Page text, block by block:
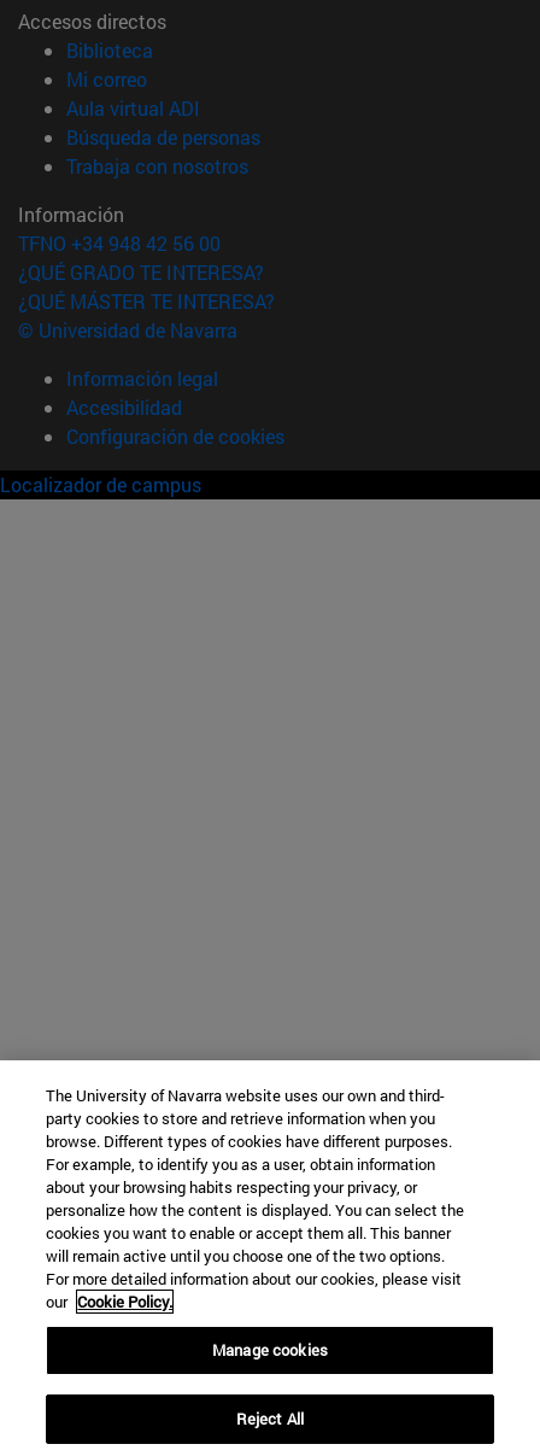
Accesos directos
Biblioteca
Mi correo(abre en nueva ventana)
Aula virtual ADI
Búsqueda de personas(abre en nueva ventana)
Trabaja con nosotros(abre en nueva ventana)
Información
TFNO +34 948 42 56 00
¿QUÉ GRADO TE INTERESA?
¿QUÉ MÁSTER TE INTERESA?
© Universidad de Navarra
Información legal
Accesibilidad
Configuración de cookies
Localizador de campus
The University of Navarra website uses our own and third-
party cookies to store and retrieve information when you
browse. Different types of cookies have different purposes.
For example, to identify you as a user, obtain information
about your browsing habits respecting your privacy, or
personalize how the content is displayed. You can select the
cookies you want to enable or accept them all. This banner
will remain active until you choose one of the two options.
For more detailed information about our cookies, please visit
our Cookie Policy.
Manage cookies
Reject All